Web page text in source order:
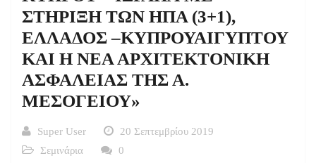
ΣΤΗΡΙΞΗ ΤΩΝ ΗΠΑ (3+1),
ΕΛΛΑΔΟΣ –ΚΥΠΡΟΥΑΙΓΥΠΤΟΥ
ΚΑΙ Η ΝΕΑ ΑΡΧΙΤΕΚΤΟΝΙΚΗ
ΑΣΦΑΛΕΙΑΣ ΤΗΣ Α.
ΜΕΣΟΓΕΙΟΥ»
Super User
20 Σεπτεμβρίου 2019
Σεμινάρια
0